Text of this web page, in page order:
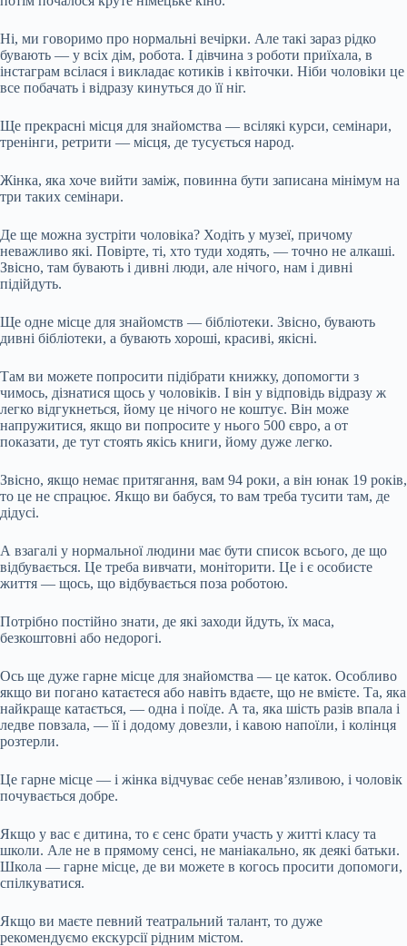
Ні, ми говоримо про нормальні вечірки. Але такі зараз рідко
бувають — у всіх дім, робота. І дівчина з роботи приїхала, в
інстаграм всілася і викладає котиків і квіточки. Ніби чоловіки це
все побачать і відразу кинуться до її ніг.
Ще прекрасні місця для знайомства — всілякі курси, семінари,
тренінги, ретрити — місця, де тусується народ.
Жінка, яка хоче вийти заміж, повинна бути записана мінімум на
три таких семінари.
Де ще можна зустріти чоловіка? Ходіть у музеї, причому
неважливо які. Повірте, ті, хто туди ходять, — точно не алкаші.
Звісно, там бувають і дивні люди, але нічого, нам і дивні
підійдуть.
Ще одне місце для знайомств — бібліотеки. Звісно, бувають
дивні бібліотеки, а бувають хороші, красиві, якісні.
Там ви можете попросити підібрати книжку, допомогти з
чимось, дізнатися щось у чоловіків. І він у відповідь відразу ж
легко відгукнеться, йому це нічого не коштує. Він може
напружитися, якщо ви попросите у нього 500 євро, а от
показати, де тут стоять якісь книги, йому дуже легко.
Звісно, якщо немає притягання, вам 94 роки, а він юнак 19 років,
то це не спрацює. Якщо ви бабуся, то вам треба тусити там, де
дідусі.
А взагалі у нормальної людини має бути список всього, де що
відбувається. Це треба вивчати, моніторити. Це і є особисте
життя — щось, що відбувається поза роботою.
Потрібно постійно знати, де які заходи йдуть, їх маса,
безкоштовні або недорогі.
Ось ще дуже гарне місце для знайомства — це каток. Особливо
якщо ви погано катаєтеся або навіть вдаєте, що не вмієте. Та, яка
найкраще катається, — одна і поїде. А та, яка шість разів впала і
ледве повзала, — її і додому довезли, і кавою напоїли, і колінця
розтерли.
Це гарне місце — і жінка відчуває себе ненав’язливою, і чоловік
почувається добре.
Якщо у вас є дитина, то є сенс брати участь у житті класу та
школи. Але не в прямому сенсі, не маніакально, як деякі батьки.
Школа — гарне місце, де ви можете в когось просити допомоги,
спілкуватися.
Якщо ви маєте певний театральний талант, то дуже
рекомендуємо екскурсії рідним містом.